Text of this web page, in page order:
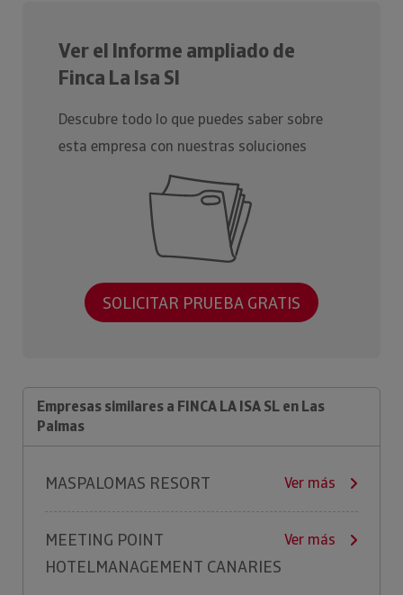
Ver el Informe ampliado de
Finca La Isa Sl
Descubre todo lo que puedes saber sobre
esta empresa con nuestras soluciones
SOLICITAR PRUEBA GRATIS
Empresas similares a FINCA LA ISA SL en Las
Palmas
MASPALOMAS RESORT Ver más
MEETING POINT
HOTELMANAGEMENT CANARIES
Ver más